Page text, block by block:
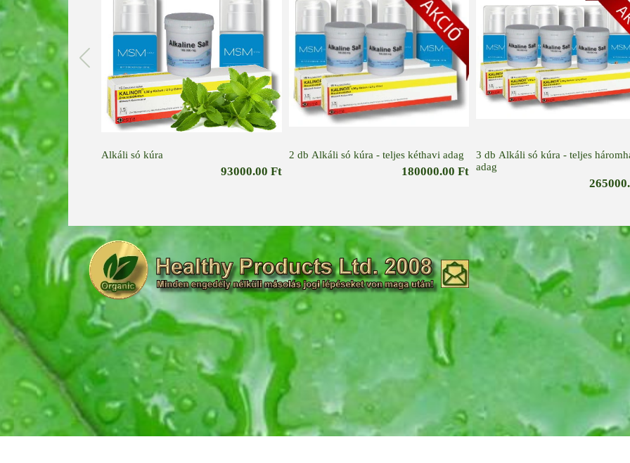
Alkáli só kúra
93000.00 Ft
2 db Alkáli só kúra - teljes kéthavi adag
180000.00 Ft
3 db Alkáli só kúra - teljes
adag